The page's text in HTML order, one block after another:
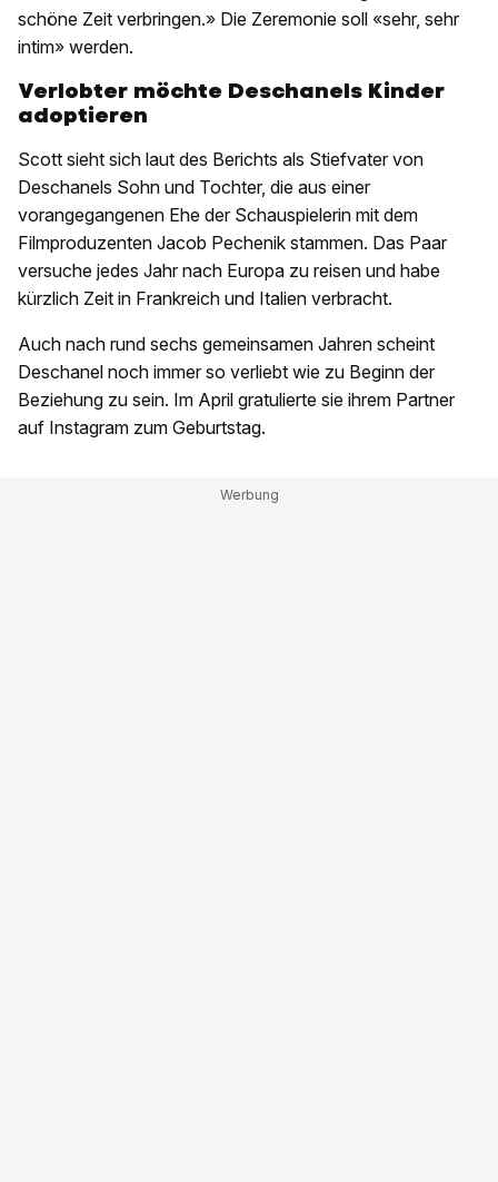
schöne Zeit verbringen.» Die Zeremonie soll «sehr, sehr
intim» werden.
Verlobter möchte Deschanels Kinder
adoptieren
Scott sieht sich laut des Berichts als Stiefvater von
Deschanels Sohn und Tochter, die aus einer
vorangegangenen Ehe der Schauspielerin mit dem
Filmproduzenten Jacob Pechenik stammen. Das Paar
versuche jedes Jahr nach Europa zu reisen und habe
kürzlich Zeit in Frankreich und Italien verbracht.
Auch nach rund sechs gemeinsamen Jahren scheint
Deschanel noch immer so verliebt wie zu Beginn der
Beziehung zu sein. Im April gratulierte sie ihrem Partner
auf Instagram zum Geburtstag.